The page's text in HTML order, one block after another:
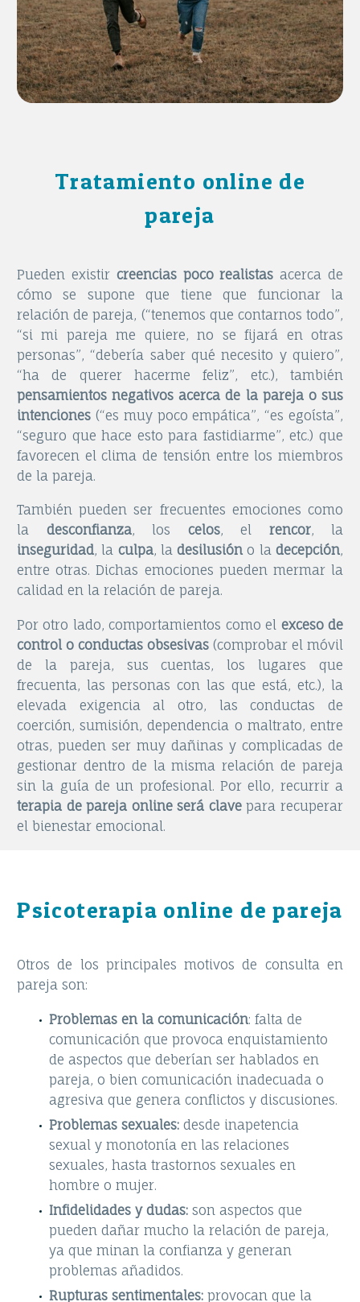
Tratamiento online de
pareja
Pueden existir creencias poco realistas acerca de
cómo se supone que tiene que funcionar la
relación de pareja, (“tenemos que contarnos todo”,
“si mi pareja me quiere, no se fijará en otras
personas”, “debería saber qué necesito y quiero”,
“ha de querer hacerme feliz”, etc.), también
pensamientos negativos acerca de la pareja o sus
intenciones (“es muy poco empática”, “es egoísta”,
“seguro que hace esto para fastidiarme”, etc.) que
favorecen el clima de tensión entre los miembros
de la pareja.
También pueden ser frecuentes emociones como
la desconfianza, los celos, el rencor, la
inseguridad, la culpa, ladesilusióno ladecepción,
entre otras. Dichas emociones pueden mermar la
calidad en la relación de pareja.
Por otro lado, comportamientos como el exceso de
control o conductas obsesivas (comprobar el móvil
de la pareja, sus cuentas, los lugares que
frecuenta, las personas con las que está, etc.), la
elevada exigencia al otro, las conductas de
coerción, sumisión, dependencia o maltrato, entre
otras, pueden ser muy dañinas y complicadas de
gestionar dentro de la misma relación de pareja
sin la guía de un profesional. Por ello, recurrir a
terapia de pareja online será clavepara recuperar
el bienestar emocional.
Psicoterapia online de pareja
Otros de los principales motivos de consulta en
pareja son:
Problemas en la comunicación: falta de
comunicación que provoca enquistamiento
de aspectos que deberían ser hablados en
pareja, o bien comunicación inadecuada o
agresiva que genera conflictos y discusiones.
Problemas sexuales: desde inapetencia
sexual y monotonía en las relaciones
sexuales, hasta trastornos sexuales en
hombre o mujer.
Infidelidades y dudas: son aspectos que
pueden dañar mucho la relación de pareja,
ya que minan la confianza y generan
problemas añadidos.
Rupturas sentimentales: provocan que la